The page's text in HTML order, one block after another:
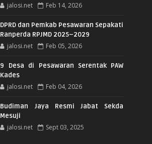
jalosi.net Feb 14, 2026
DPRD dan Pemkab Pesawaran Sepakati
Ranperda RPJMD 2025–2029
jalosi.net Feb 05, 2026
9 Desa di Pesawaran Serentak PAW
Kades
jalosi.net Feb 04, 2026
Budiman Jaya Resmi Jabat Sekda
Mesuji
jalosi.net Sept 03, 2025